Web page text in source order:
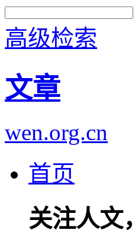
高级检索
文章
wen.org.cn
首页
关注人文